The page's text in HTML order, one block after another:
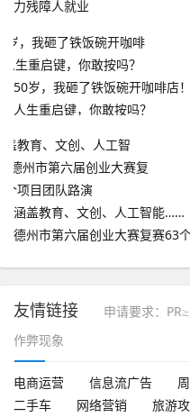
力残障人就业
50岁，我砸了铁饭碗开咖啡店！
人生重启键，你敢按吗？
涵盖教育、文创、人工智能……
德州市第六届创业大赛复赛63
友情链接
申请要求：
作弊现象
电商运营 信息流广告
二手车
网络营销 旅游